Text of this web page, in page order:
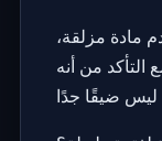
مادة مزلقة،
التأكد من أنه